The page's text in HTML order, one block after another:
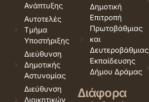
Ανάπτυξης
Αυτοτελές
Τμήμα
Υποστήριξης
Διεύθυνση
Δημοτικής
Αστυνομίας
Διεύθυνση
Διοικητικών
Δημοτική
Επιτροπή
Πρωτοβάθμιας
και
Δευτεροβάθμιας
Εκπαίδευσης
Δήμου Δράμας
Διάφορα